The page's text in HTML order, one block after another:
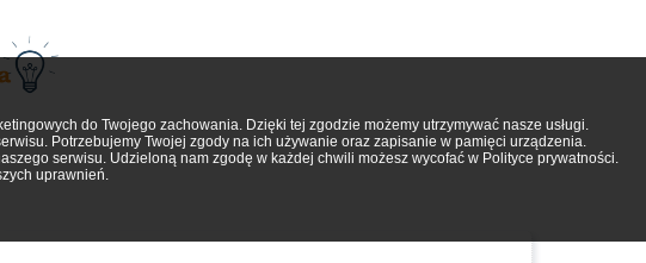
do Twojego zachowania. Dzięki tej zgodzie możemy utrzymywać nasze usługi.
Potrzebujemy Twojej zgody na ich używanie oraz zapisanie w pamięci urządzenia.
serwisu. Udzieloną nam zgodę w każdej chwili możesz wycofać w Polityce prywatności.
uprawnień.